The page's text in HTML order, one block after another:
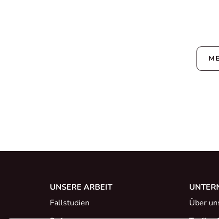
UNSERE ARBEIT
Fallstudien
Über